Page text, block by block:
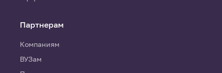
Партнерам
Компаниям
ВУЗам